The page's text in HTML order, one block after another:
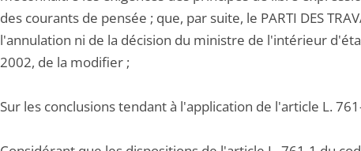
des courants de pensée ; que, par suite, le PARTI DES
l'annulation ni de la décision du ministre de l'intérieur
2002, de la modifier ;
Sur les conclusions tendant à l'application de l'article L.